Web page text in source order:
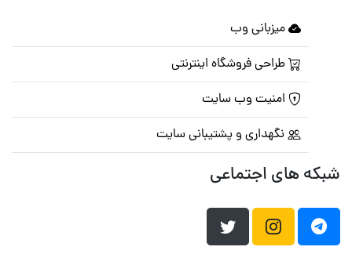
میزبانی وب
طراحی فروشگاه اینترنتی
امنیت وب سایت
نگهداری و پشتیبانی سایت
شبکه های اجتماعی